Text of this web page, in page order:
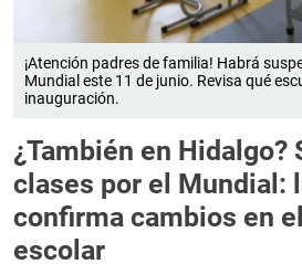
¡Atención padres de familia! Habrá
Mundial este 11 de junio. Revisa qué
inauguración.
¿También en Hidalgo?
clases por el Mundial:
confirma cambios en
escolar